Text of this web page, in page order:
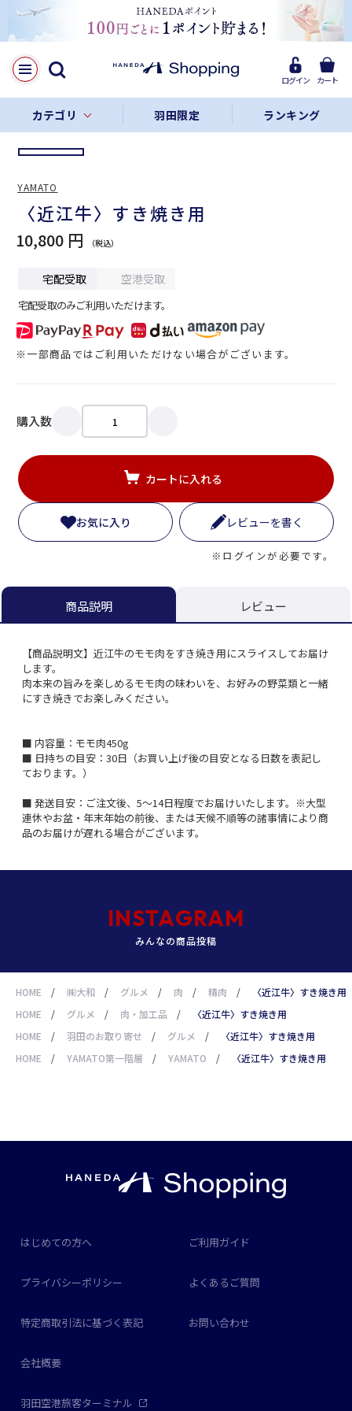
ログイン カート
カテゴリ 羽田限定 ランキング
HOME / ㈱大和 / グルメ / 肉 / 精肉 /
〈近江牛〉すき焼き用
HOME
/ グルメ / 肉・加工品 /
〈近江牛〉すき焼き用
HOME
/ 羽田のお取り寄せ / グルメ /
〈近江牛〉すき焼き用
HOME
/ YAMATO第一階層 / YAMATO / 〈近江牛〉すき焼き用
LINE
Facebook
リンクをコピー
〈近江牛〉すき焼き用
10,800 円
宅配受取 空港受取
宅配受取のみご利用いただけます。
※一部商品ではご利用いただけない場合がございます。
購入数
カートに入れる
お気に入り レビューを書く
※ログインが必要です。
YAMATO
商品説明 レビュー
【商品説明文】近江牛のモモ肉をすき焼き用にスライスしてお届け
します。
肉本来の旨みを楽しめるモモ肉の味わいを、お好みの野菜類と一緒
にすき焼きでお楽しみください。
■ 内容量：モモ肉450g
■ 日持ちの目安：30日（お買い上げ後の目安となる日数を表記し
ております。）
■ 発送目安：ご注文後、5～14日程度でお届けいたします。※大型
連休やお盆・年末年始の前後、または天候不順等の諸事情により商
品のお届けが遅れる場合がございます。
INSTAGRAM
みんなの商品投稿
はじめての方へ ご利用ガイド
プライバシーポリシー よくあるご質問
特定商取引法に基づく表記 お問い合わせ
会社概要
羽田空港旅客ターミナル